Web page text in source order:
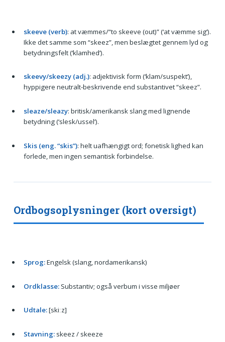
skeeve (verb): at væmmes/“to skeeve (out)” (‘at væmme sig’).
Ikke det samme som “skeez”, men beslægtet gennem lyd og
betydningsfelt (‘klamhed’).
skeevy/skeezy (adj.): adjektivisk form (‘klam/suspekt’),
hyppigere neutralt-beskrivende end substantivet “skeez”.
sleaze/sleazy: britisk/amerikansk slang med lignende
betydning (‘slesk/ussel’).
Skis (eng. “skis”): helt uafhængigt ord; fonetisk lighed kan
forlede, men ingen semantisk forbindelse.
Ordbogsoplysninger (kort oversigt)
Sprog:Engelsk (slang, nordamerikansk)
Ordklasse:Substantiv; også verbum i visse miljøer
Udtale:[skiːz]
Stavning:skeez / skeeze